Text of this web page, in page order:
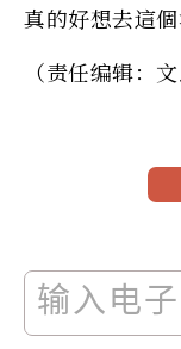
真的好想去這個
（责任编辑：文